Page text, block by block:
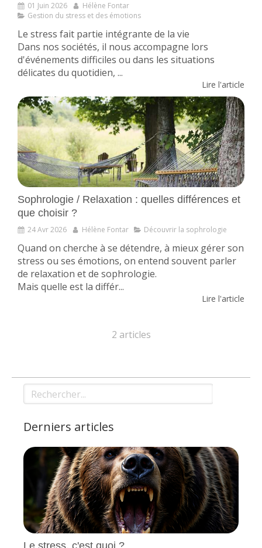
01 Juin 2026
Hélène Fontar
Gestion du stress et des émotions
Le stress fait partie intégrante de la vie
Dans nos sociétés, il nous accompagne lors
d'événements difficiles ou dans les situations
délicates du quotidien, ...
Lire l'article
Sophrologie / Relaxation : quelles différences et
que choisir ?
24 Avr 2026 Hélène Fontar Découvrir la sophrologie
Quand on cherche à se détendre, à mieux gérer son
stress ou ses émotions, on entend souvent parler
de relaxation et de sophrologie.
Mais quelle est la différ...
Lire l'article
2 articles
Rechercher
Derniers articles
Le stress, c'est quoi ?